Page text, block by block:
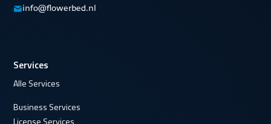
info@flowerbed.nl
Services
Alle Services
Business Services